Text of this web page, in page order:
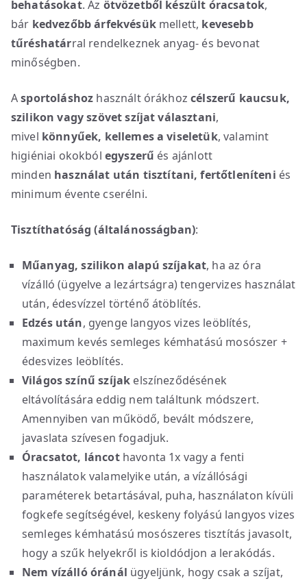
behatásokat. Az ötvözetből készült óracsatok,
bár kedvezőbb árfekvésükmellett, kevesebb
tűréshatárral rendelkeznek anyag- és bevonat
minőségben.
Asportoláshoz használt órákhozcélszerű kaucsuk,
szilikon vagy szövet szíjat választani,
mivel könnyűek, kellemes a viseletük, valamint
higiéniai okokból egyszerű és ajánlott
minden használat után tisztítani, fertőtleníteni és
minimum évente cserélni.
Tisztíthatóság (általánosságban):
Műanyag, szilikon alapú szíjakat, ha az óra
vízálló (ügyelve a lezártságra) tengervizes használat
után, édesvízzel történő átöblítés.
Edzés után, gyenge langyos vizes leöblítés,
maximum kevés semleges kémhatású mosószer +
édesvizes leöblítés.
Világos színű szíjak elszíneződésének
eltávolítására eddig nem találtunk módszert.
Amennyiben van működő, bevált módszere,
javaslata szívesen fogadjuk.
Óracsatot, láncothavonta 1x vagy a fenti
használatok valamelyike után, a vízállósági
paraméterek betartásával, puha, használaton kívüli
fogkefe segítségével, keskeny folyású langyos vizes
semleges kémhatású mosószeres tisztítás javasolt,
hogy a szűk helyekről is kioldódjon a lerakódás.
Nem vízálló óránál ügyeljünk, hogy csak a szíjat,